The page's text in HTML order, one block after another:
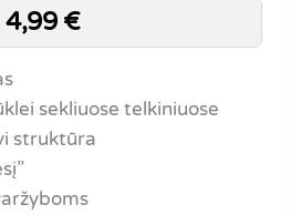
4,99 €
sekliuose telkiniuose
struktūra